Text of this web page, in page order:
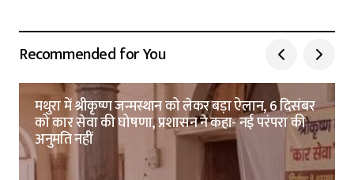
Recommended for You
मथुरा में श्रीकृष्ण जन्मस्थान को लेकर बड़ा ऐलान, 6 दिसंबर
को कार सेवा की घोषणा, प्रशासन ने कहा- नई परंपरा की
अनुमति नहीं